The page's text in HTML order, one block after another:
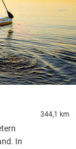
344,1 km
In